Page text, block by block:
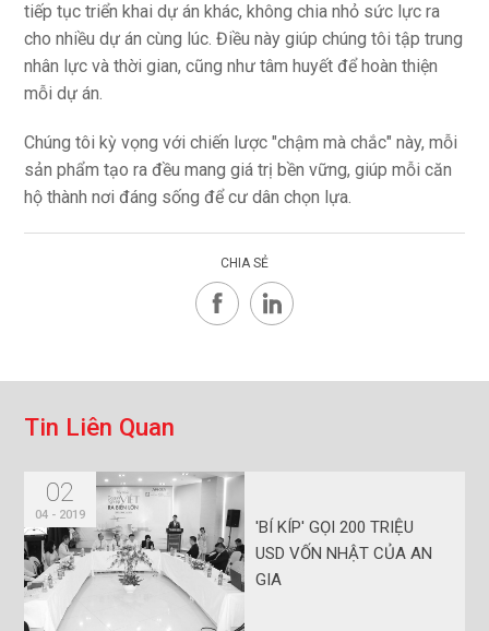
tiếp tục triển khai dự án khác, không chia nhỏ sức lực ra
cho nhiều dự án cùng lúc. Điều này giúp chúng tôi tập trung
nhân lực và thời gian, cũng như tâm huyết để hoàn thiện
mỗi dự án.
Chúng tôi kỳ vọng với chiến lược "chậm mà chắc" này, mỗi
sản phẩm tạo ra đều mang giá trị bền vững, giúp mỗi căn
hộ thành nơi đáng sống để cư dân chọn lựa.
CHIA SẺ
Tin Liên Quan
02
04 - 2019
'BÍ KÍP' GỌI 200 TRIỆU
USD VỐN NHẬT CỦA AN
GIA